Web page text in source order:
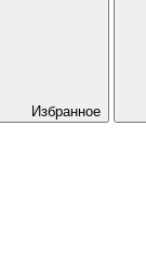
Избранное